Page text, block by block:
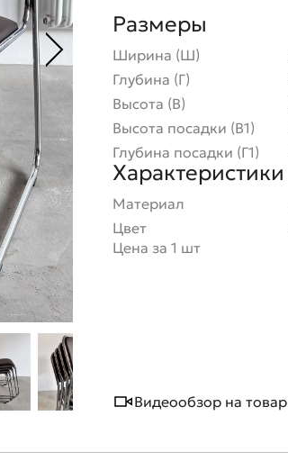
Размеры
Ширина (Ш)
Глубина (Г)
Высота (В)
Высота посадки (В1)
Глубина посадки (Г1)
Характеристики
Материал
Цвет
Цена за 1 шт
Видеообзор на товар